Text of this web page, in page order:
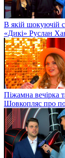
В якій шокуючій
«Дикі» Руслан
Піжамна вечірка
Шовкопляс про